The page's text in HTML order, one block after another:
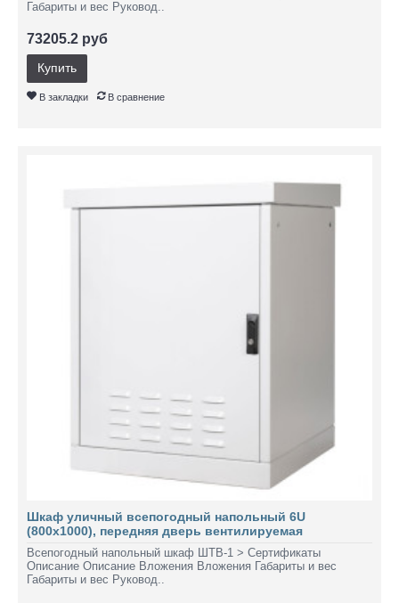
Габариты и вес Руковод..
73205.2 руб
Купить
В закладки В сравнение
Шкаф уличный всепогодный напольный 6U
(800х1000), передняя дверь вентилируемая
Всепогодный напольный шкаф ШТВ-1 > Сертификаты
Описание Описание Вложения Вложения Габариты и вес
Габариты и вес Руковод..